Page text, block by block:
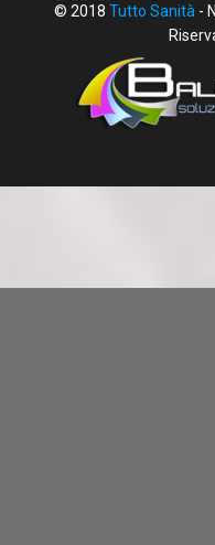
© 2018 Tutto Sanità -